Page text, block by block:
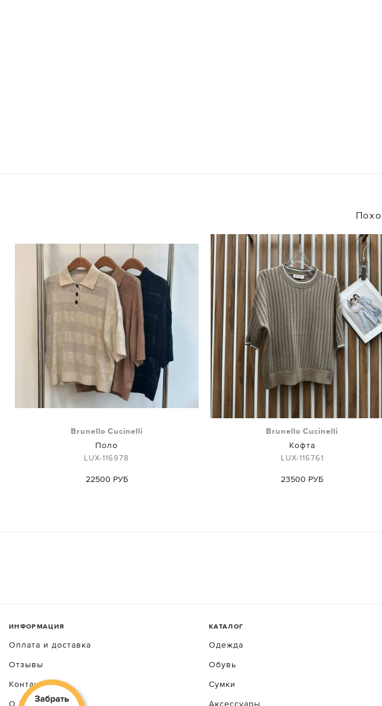
Brunello Cucinelli
Поло
LUX-116978
22500 РУБ
Brunello Cucinelli
Кофта
LUX-116761
23500 РУБ
ИНФОРМАЦИЯ
Оплата и доставка
Отзывы
Контакты
О luxecrime
КАТАЛОГ
Одежда
Обувь
Сумки
Аксессуары